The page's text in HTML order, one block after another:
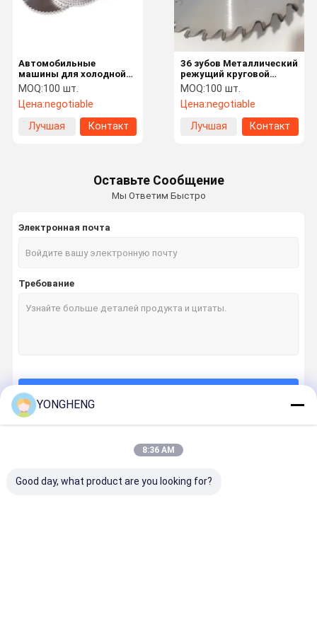
По Заводу
Качества
Цитату
36 зубов Металлический
режущий круговой
лезвие TCG зубной тип с
Dom5 отделки
MOQ:100 шт.
Цена:negotiable
Лучшая
Контакт
Автомобильные
машины для холодной
пилы Металлические
круговые пиловые
лезвия OEM с зубами
MOQ:100 шт.
Цена:negotiable
Лучшая
Контакт
Оставьте Сообщение
Мы Ответим Быстро
Электронная почта
Требование
YONGHENG
8:36 AM
Good day, what product are you looking for?